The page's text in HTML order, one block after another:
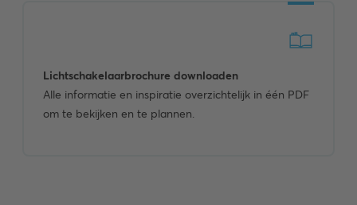
Lichtschakelaarbrochure downloaden
Alle informatie en inspiratie overzichtelijk in één PDF
om te bekijken en te plannen.